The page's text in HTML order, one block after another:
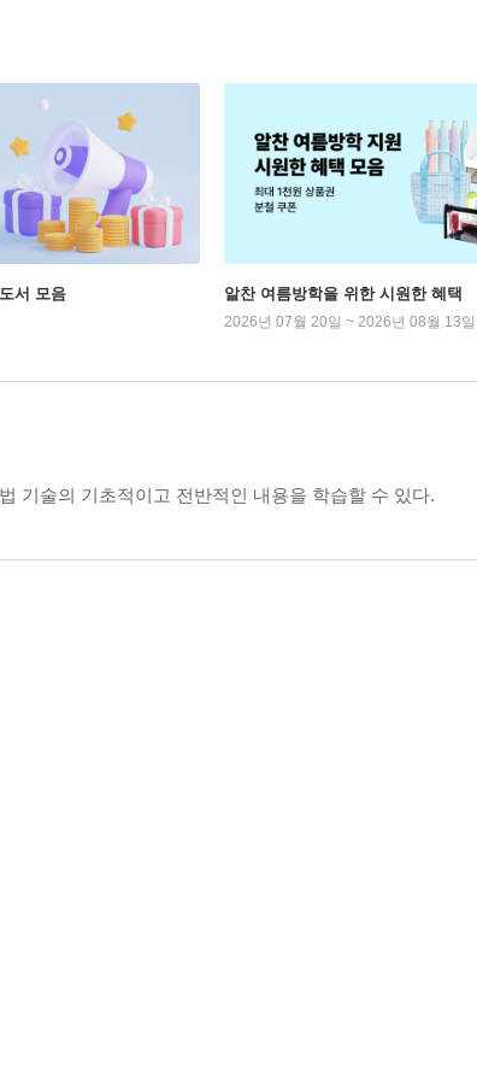
서 모음 알찬 여름방학을 위한 시원한 혜택
2026년 07월 20일 ~ 2026년 08월 13일
기술의 기초적이고 전반적인 내용을 학습할 수 있다.